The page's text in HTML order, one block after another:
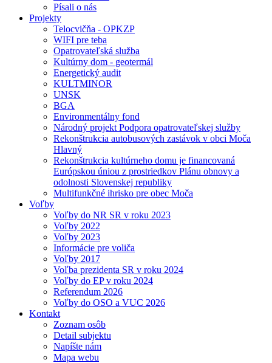
Písali o nás
Projekty
Telocvičňa - OPKZP
WIFI pre teba
Opatrovateľská služba
Kultúrny dom - geotermál
Energetický audit
KULTMINOR
UNSK
BGA
Environmentálny fond
Národný projekt Podpora opatrovateľskej služby
Rekonštrukcia autobusových zastávok v obci Moča
Hlavný
Rekonštrukcia kultúrneho domu je financovaná
Európskou úniou z prostriedkov Plánu obnovy a
odolnosti Slovenskej republiky
Multifunkčné ihrisko pre obec Moča
Voľby
Voľby do NR SR v roku 2023
Voľby 2022
Voľby 2023
Informácie pre voliča
Voľby 2017
Voľba prezidenta SR v roku 2024
Voľby do EP v roku 2024
Referendum 2026
Voľby do OSO a VUC 2026
Kontakt
Zoznam osôb
Detail subjektu
Napíšte nám
Mapa webu